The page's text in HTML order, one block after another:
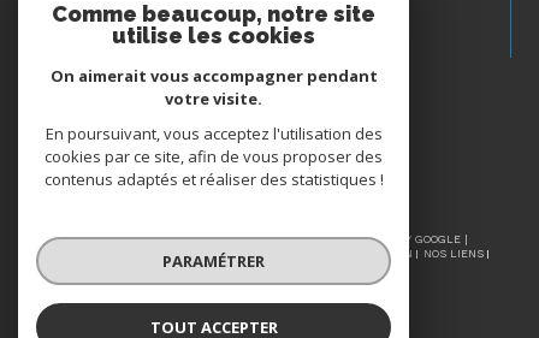
Nous
ADHÉRONS
© 2026 | TOUS DROITS RÉSERVÉS | TRADUCTION POWERED BY GOOGLE |
PLAN DU SITE MENTIONS LÉGALES ADMIN
NOS LIENS
POLITIQUE RGPD
Comme beaucoup, notre site
utilise les cookies
On aimerait vous accompagner pendant
votre visite.
En poursuivant, vous acceptez l'utilisation des
cookies par ce site, afin de vous proposer des
contenus adaptés et réaliser des statistiques !
PARAMÉTRER
TOUT ACCEPTER